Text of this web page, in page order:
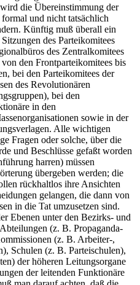
die Übereinstimmung der
und nicht tatsächlich
Künftig muß überall ein
des Parteikomitees
des Zentralkomitees
den Frontparteikomitees bis
bei den Parteikomitees der
des Revolutionären
bei den
in den
sowie in der
Alle wichtigen
Fragen oder solche, über die
und Beschlüsse gefaßt worden
harren) müssen
übergeben werden; die
rückhaltlos ihre Ansichten
gelangen, die dann von
in die Tat umzusetzen sind.
Ebenen unter den Bezirks- und
(z. B. Propaganda-
(z. B. Arbeiter-,
Schulen (z. B. Parteischulen),
der höheren Leitungsorgane
der leitenden Funktionäre